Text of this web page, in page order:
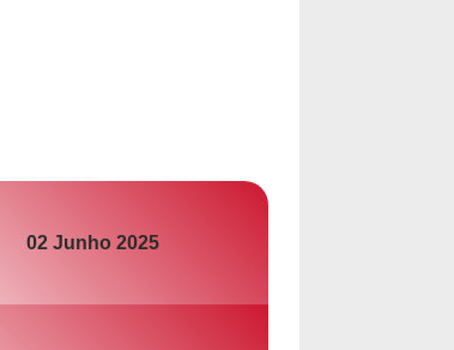
02 Junho 2025